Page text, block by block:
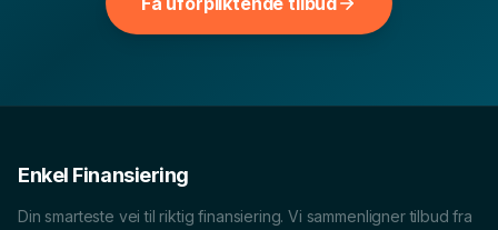
bruk dem til å sammenligne vilkår, renter og hva som
Enkel Finansiering
Din smarteste vei til riktig finansiering. Vi sammenligner tilbud fra